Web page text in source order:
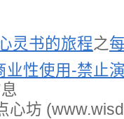
灵书的旅程之
业性使用-禁止
心坊